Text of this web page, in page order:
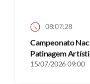
08:07:28
Campeonato
Patinagem
15/07/2026 09:00